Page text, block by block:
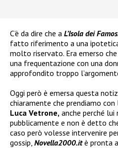
C’è da dire che a L’Isola dei
fatto riferimento a una
molto riservato. Era emerso
una frequentazione con una
approfondito troppo
Oggi però è emersa questa
chiaramente che prendiamo
Luca Vetrone, anche perché
pubblicamente e non è detto
caso però volesse intervenire
gossip, Novella2000.itè pronta